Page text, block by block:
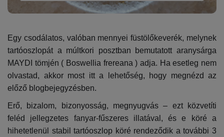
Egy csodálatos, valóban mennyei füstölőkeverék, melynek
tartóoszlopát a múltkori posztban bemutatott aranysárga
MAYDI tömjén ( Boswellia frereana ) adja. Ha esetleg nem
olvastad, akkor most itt a lehetőség, hogy megnézd az
előző blogbejegyzésben.
Erő, bizalom, bizonyosság, megnyugvás – ezt közvetíti
feléd jellegzetes fanyar-fűszeres illatával, és e köré a
hihetetlenül stabil tartóoszlop köré rendeződik a további 3